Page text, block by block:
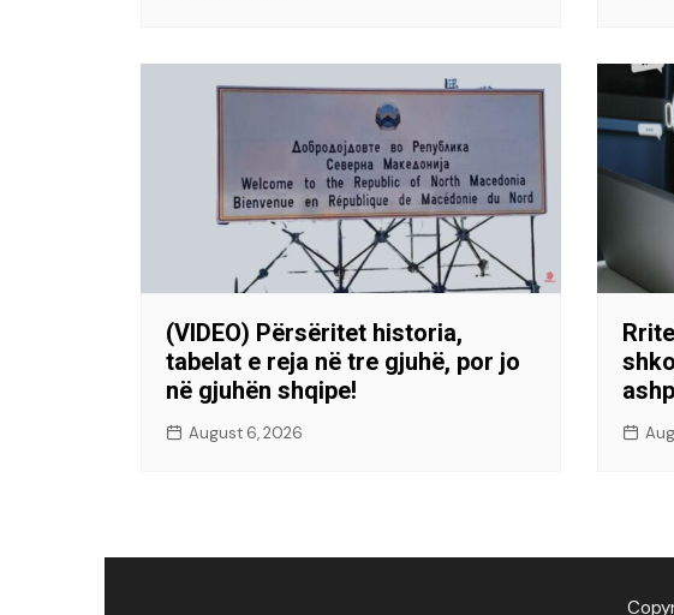
(VIDEO) Përsëritet historia,
tabelat e reja në tre gjuhë, por jo
në gjuhën shqipe!
August 6, 2026